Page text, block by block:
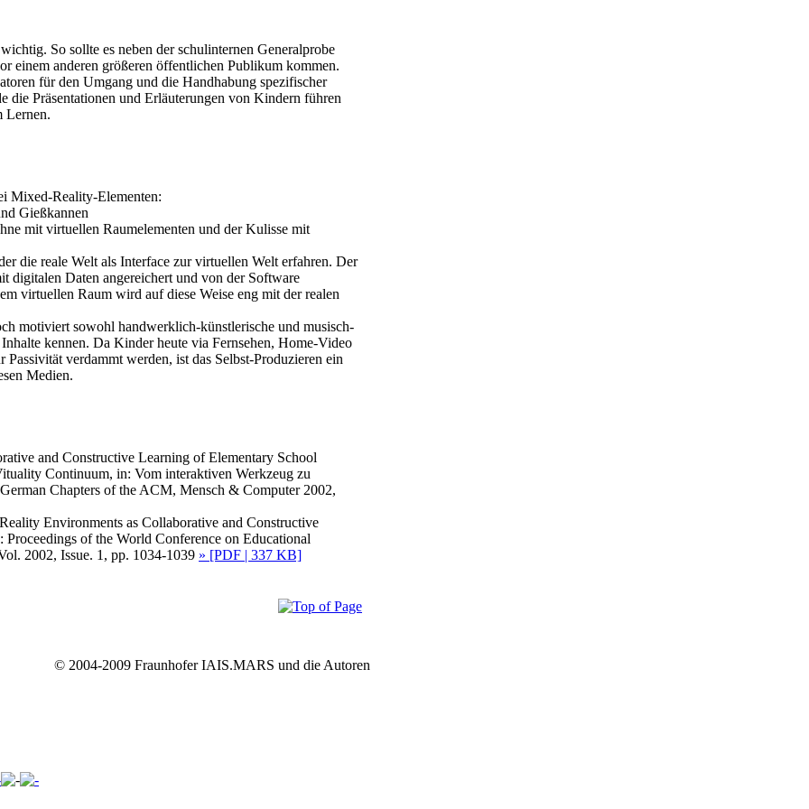
So sollte es neben der schulinternen Generalprobe
einem anderen größeren öffentlichen Publikum kommen.
für den Umgang und die Handhabung spezifischer
die Präsentationen und Erläuterungen von Kindern führen
Lernen.
Mixed-Reality-Elementen:
Gießkannen
mit virtuellen Raumelementen und der Kulisse mit
die reale Welt als Interface zur virtuellen Welt erfahren. Der
digitalen Daten angereichert und von der Software
virtuellen Raum wird auf diese Weise eng mit der realen
motiviert sowohl handwerklich-künstlerische und musisch-
kennen. Da Kinder heute via Fernsehen, Home-Video
verdammt werden, ist das Selbst-Produzieren ein
Medien.
and Constructive Learning of Elementary School
Continuum, in: Vom interaktiven Werkzeug zu
Chapters of the ACM, Mensch & Computer 2002,
Environments as Collaborative and Constructive
of the World Conference on Educational
2002, Issue. 1, pp. 1034-1039 » [PDF | 337 KB]
© 2004-2009 Fraunhofer IAIS.MARS und die Autoren